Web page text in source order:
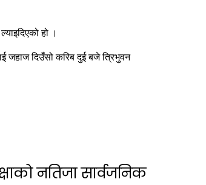
हो ।
जहाज दिउँसो करिब दुई बजे त्रिभुवन
नतिजा सार्वजनिक